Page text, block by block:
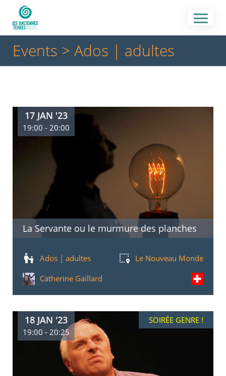
Events > Ados | adultes
La Servante ou le murmure des planches
17 JAN '23
19:00 - 20:00
Ados | adultes
Le Nouveau Monde
Catherine Gaillard
18 JAN '23
19:00 - 20:25
SOIRÉE GENRE !